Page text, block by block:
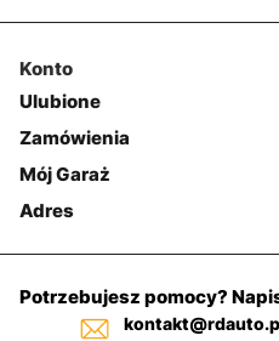
Konto
Ulubione
Zamówienia
Mój Garaż
Adres
Potrzebujesz pomocy?